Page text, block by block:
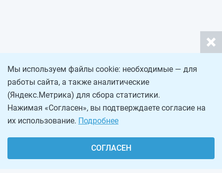
Мы используем файлы cookie: необходимые — для
работы сайта, а также аналитические
(Яндекс.Метрика) для сбора статистики.
Нажимая «Согласен», вы подтверждаете согласие на
их использование. Подробнее
СОГЛАСЕН